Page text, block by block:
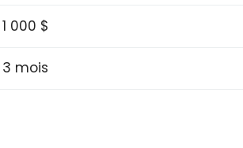
1 000 $
3 mois